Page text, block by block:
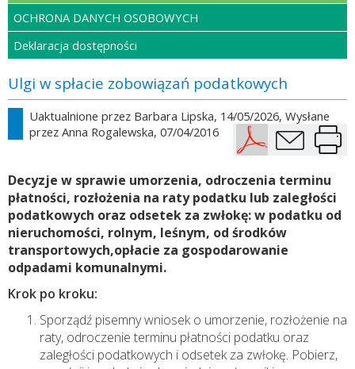
OCHRONA DANYCH OSOBOWYCH
Deklaracja dostępności
Ulgi w spłacie zobowiązań podatkowych
Uaktualnione przez Barbara Lipska, 14/05/2026, Wysłane
przez Anna Rogalewska, 07/04/2016
Decyzje w sprawie umorzenia, odroczenia terminu
płatności, rozłożenia na raty podatku lub zaległości
podatkowych oraz odsetek za zwłokę: w podatku od
nieruchomości, rolnym, leśnym, od środków
transportowych,opłacie za gospodarowanie
odpadami komunalnymi.
Krok po kroku:
Sporządź pisemny wniosek o umorzenie, rozłożenie na
raty, odroczenie terminu płatności podatku oraz
zaległości podatkowych i odsetek za zwłokę. Pobierz,